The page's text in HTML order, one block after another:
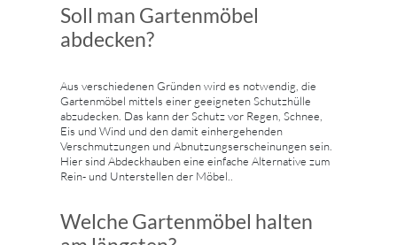
Soll man Gartenmöbel
abdecken?
Aus verschiedenen Gründen wird es notwendig, die
Gartenmöbel mittels einer geeigneten Schutzhülle
abzudecken. Das kann der Schutz vor Regen, Schnee,
Eis und Wind und den damit einhergehenden
Verschmutzungen und Abnutzungserscheinungen sein.
Hier sind Abdeckhauben eine einfache Alternative zum
Rein- und Unterstellen der Möbel..
Welche Gartenmöbel halten